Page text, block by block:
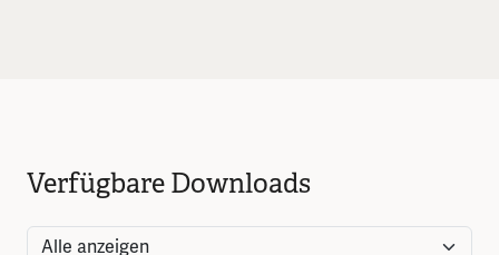
Verfügbare Downloads